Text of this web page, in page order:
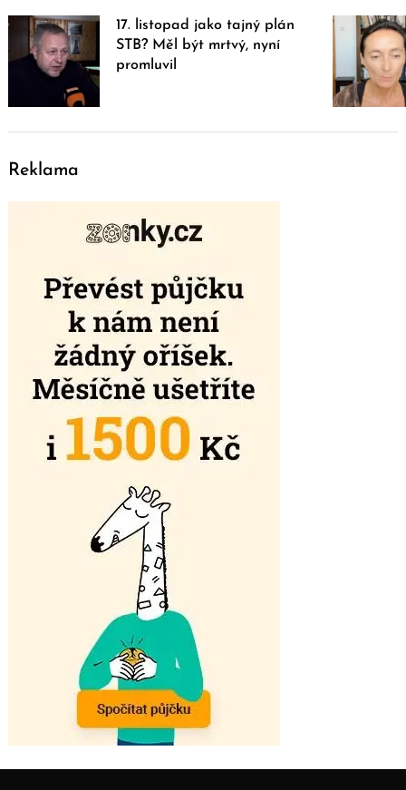
17. listopad jako tajný plán
STB? Měl být mrtvý, nyní
promluvil
Reklama